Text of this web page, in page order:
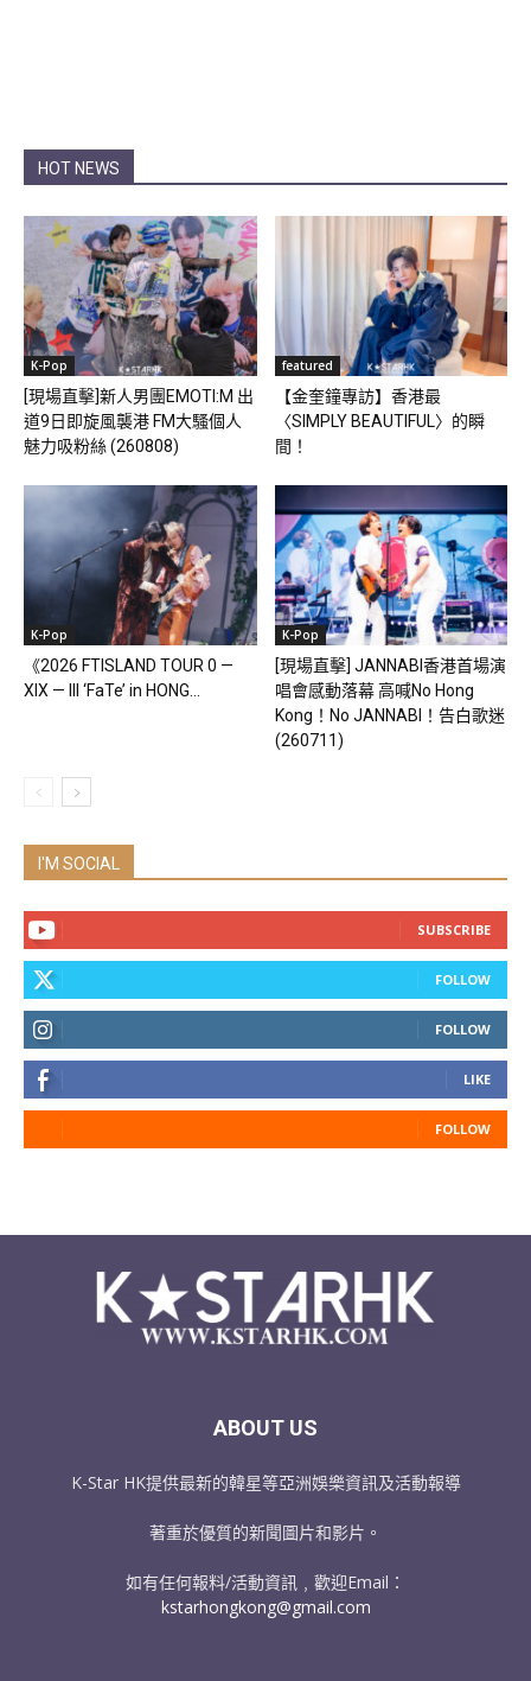
HOT NEWS
K-Pop
[現場直擊]新人男團EMOTI:M 出
道9日即旋風襲港 FM大騷個人
魅力吸粉絲 (260808)
featured
【金奎鐘專訪】香港最
〈SIMPLY BEAUTIFUL〉的瞬
間！
K-Pop
《2026 FTISLAND TOUR 0 —
XIX — III ‘FaTe’ in HONG...
K-Pop
[現場直擊] JANNABI香港首場演
唱會感動落幕 高喊No Hong
Kong！No JANNABI！告白歌迷
(260711)
I'M SOCIAL
SUBSCRIBE
FOLLOW
FOLLOW
LIKE
FOLLOW
ABOUT US
K-Star HK提供最新的韓星等亞洲娛樂資訊及活動報導
著重於優質的新聞圖片和影片。
如有任何報料/活動資訊﹐歡迎Email：
kstarhongkong@gmail.com